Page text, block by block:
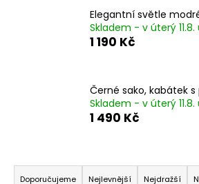
Elegantní světle
Skladem - v úterý 11.8.
1 190 Kč
Černé sako, kabátek
Skladem - v úterý 11.8.
1 490 Kč
Ř
Doporučujeme Nejlevnější Nejdražší
e